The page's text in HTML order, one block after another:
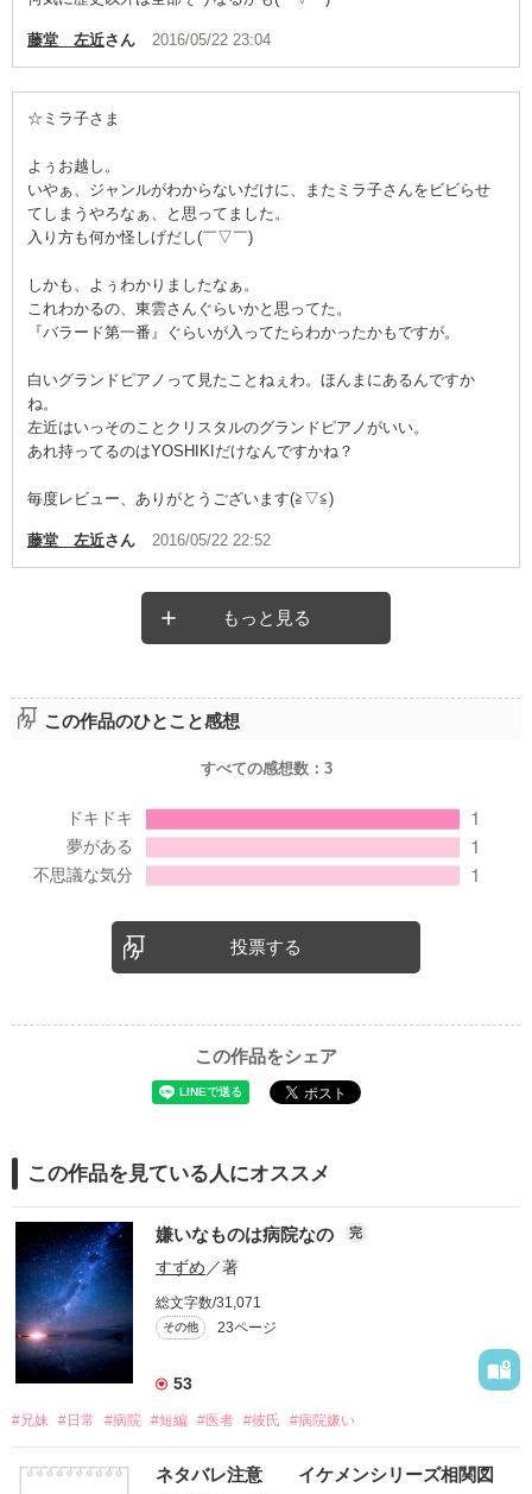
藤堂 左近さん 2016/05/22 23:04
☆ミラ子さま
よぅお越し。
いやぁ、ジャンルがわからないだけに、またミラ子さんをビビらせ
てしまうやろなぁ、と思ってました。
入り方も何か怪しげだし(￣▽￣)
しかも、よぅわかりましたなぁ。
これわかるの、東雲さんぐらいかと思ってた。
『バラード第一番』ぐらいが入ってたらわかったかもですが。
白いグランドピアノって見たことねぇわ。ほんまにあるんですか
ね。
左近はいっそのことクリスタルのグランドピアノがいい。
あれ持ってるのはYOSHIKIだけなんですかね？
毎度レビュー、ありがとうございます(≧▽≦)
藤堂 左近さん 2016/05/22 22:52
もっと見る
この作品のひとこと感想
すべての感想数： 3
投票する
この作品をシェア
この作品を見ている人にオススメ
嫌いなものは病院なの 完
すずめ ／著
総文字数/31,071
その他 23ページ
53
#兄妹 #日常 #病院 #短編 #医者 #彼氏 #病院嫌い
ネタバレ注意 イケメンシリーズ相関図